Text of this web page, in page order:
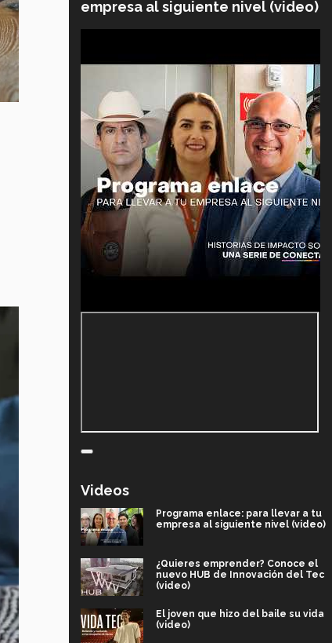
empresa al siguiente nivel (video)
Videos
Programa enlace: para llevar a tu
empresa al siguiente nivel (video)
¿Quieres emprender? Conoce el
nuevo HUB de Innovación del Tec
(video)
El joven que hizo del baile su vida
(video)